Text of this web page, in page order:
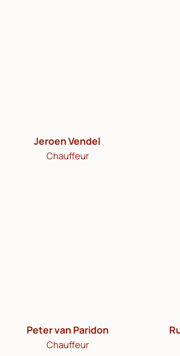
Jeroen Vendel
Chauffeur
Peter van Paridon
Chauffeur